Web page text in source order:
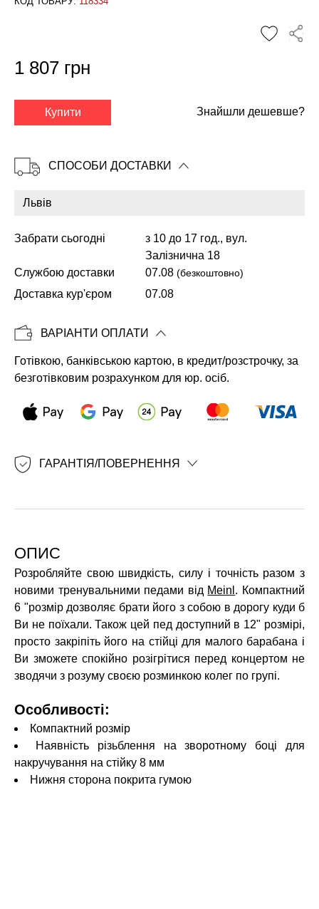
✕
Копіювати
1 807 грн
Купити Знайшли дешевше?
СПОСОБИ ДОСТАВКИ
Забрати сьогодні
з 10 до 17 год., вул.
Залізнична 18
Службою доставки
07.08 (безкоштовно)
Доставка кур'єром 07.08
ВАРІАНТИ ОПЛАТИ
Готівкою, банківською картою, в кредит/розстрочку, за
безготівковим розрахунком для юр. осіб.
ГАРАНТІЯ/ПОВЕРНЕННЯ
ОПИС
Розробляйте свою швидкість, силу і точність разом з
новими тренувальними педами від Meinl . Компактний
6 "розмір дозволяє брати його з собою в дорогу куди б
Ви не поїхали. Також цей пед доступний в 12" розмірі,
просто закріпіть його на стійці для малого барабана і
Ви зможете спокійно розігрітися перед концертом не
зводячи з розуму своєю розминкою колег по групі.
Особливості:
Компактний розмір
Наявність різьблення на зворотному боці для
накручування на стійку 8 мм
Нижня сторона покрита гумою